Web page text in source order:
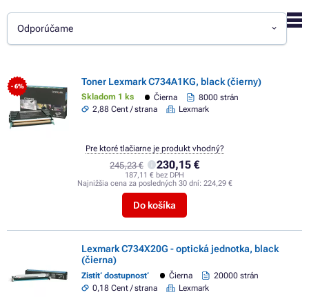
Odporúčame
- 6% Toner Lexmark C734A1KG, black (čierny)
Skladom 1 ks Čierna
8000 strán
2,88 Cent / strana
Lexmark
245,23 € 230,15 €
187,11 € bez DPH
Najnižšia cena za posledných 30 dní: 224,29 €
Do košíka
Pre ktoré tlačiarne je produkt vhodný?
Lexmark C734X20G - optická jednotka, black
(čierna)
Zistiť dostupnosť Čierna
20000 strán
0,18 Cent / strana
Lexmark